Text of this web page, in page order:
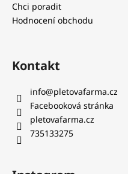
Chci poradit
Hodnocení obchodu
Kontakt
info@pletovafarma.cz
Facebooková stránka
pletovafarma.cz
735133275